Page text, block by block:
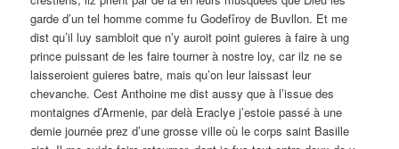
garde d’un tel homme comme fu Godefîroy de Buvllon. Et me
dist qu’il luy sambloit que n’y auroit point guieres à faire à ung
prince puissant de les faire tourner à nostre loy, car ilz ne se
laisseroient guieres batre, mais qu’on leur laissast leur
chevanche. Cest Anthoine me dist aussy que à l’issue des
montaignes d’Armenie, par delà Eraclye j’estoie passé à une
demie journée prez d’une grosse ville où le corps saint Basille